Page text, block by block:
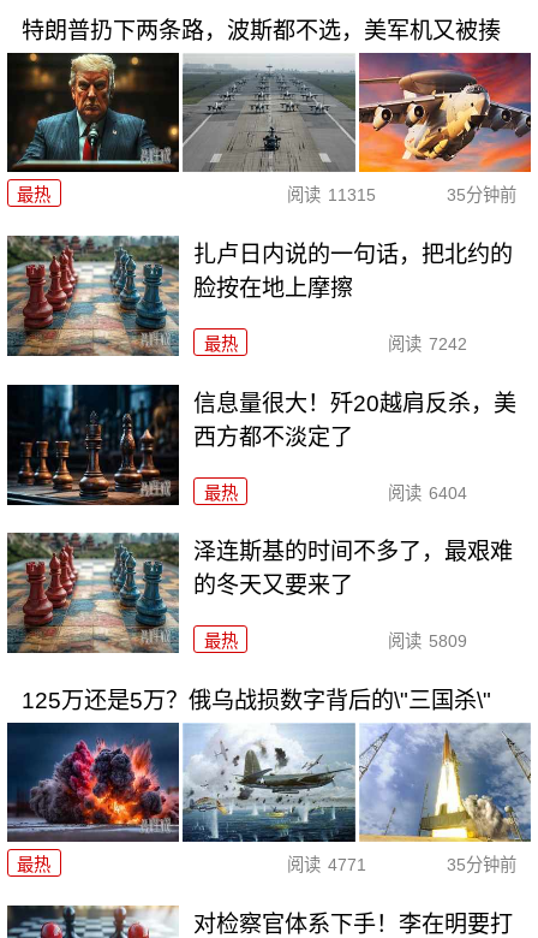
特朗普扔下两条路，波斯都不选，美军机又被揍
最热 阅读 11315 35分钟前
扎卢日内说的一句话，把北约的
脸按在地上摩擦
最热 阅读 7242
信息量很大！歼20越肩反杀，美
西方都不淡定了
最热 阅读 6404
泽连斯基的时间不多了，最艰难
的冬天又要来了
最热 阅读 5809
125万还是5万？俄乌战损数字背后的\"三国杀\"
最热 阅读 4771 35分钟前
对检察官体系下手！李在明要打